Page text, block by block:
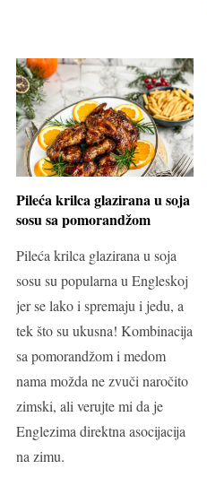
Pileća krilca glazirana u soja
sosu sa pomorandžom
Pileća krilca glazirana u soja
sosu su popularna u Engleskoj
jer se lako i spremaju i jedu, a
tek što su ukusna! Kombinacija
sa pomorandžom i medom
nama možda ne zvuči naročito
zimski, ali verujte mi da je
Englezima direktna asocijacija
na zimu.